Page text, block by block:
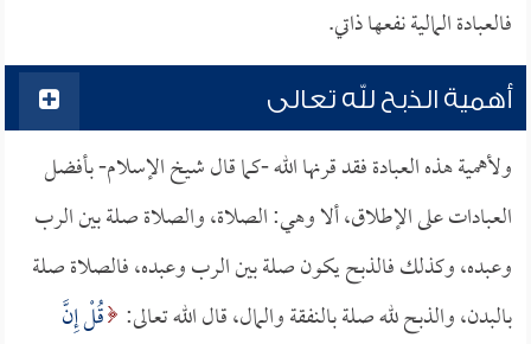
فالعبادة المالية نفعها ذاتي.
أهمية الذبح لله تعالى
ولأهمية هذه العبادة فقد قرنها الله -كما قال شيخ الإسلام- بأفضل
العبادات على الإطلاق، ألا وهي: الصلاة، والصلاة صلة بين الرب
وعبده، وكذلك فالذبح يكون صلة بين الرب وعبده، فالصلاة صلة
بالبدن، والذبح لله صلة بالنفقة والمال، قال الله تعالى: قُلْ إِنَّ